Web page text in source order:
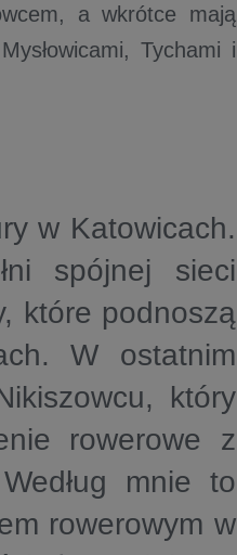
a wkrótce mają
Tychami i
w Katowicach.
spójnej sieci
które podnoszą
W ostatnim
który
rowerowe z
mnie to
rowerowym w